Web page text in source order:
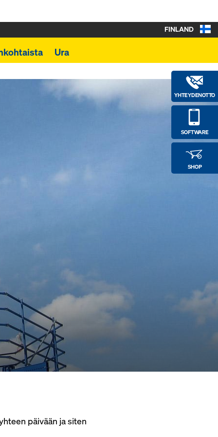
Ura
YHTEYDENOTTO
SOFTWARE
SHOP
FINLAND
päivään ja siten